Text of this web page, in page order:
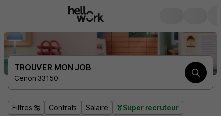
TROUVER MON JOB
Cenon 33150
Filtres Contrats Salaire Super recruteur